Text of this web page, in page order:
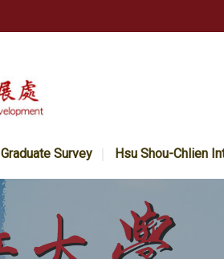
Graduate Survey Hsu Shou-Chlien